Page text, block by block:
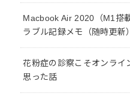
Macbook Air 2020（M1搭
ラブル記録メモ（随時更新）
花粉症の診察こそオンライ
思った話